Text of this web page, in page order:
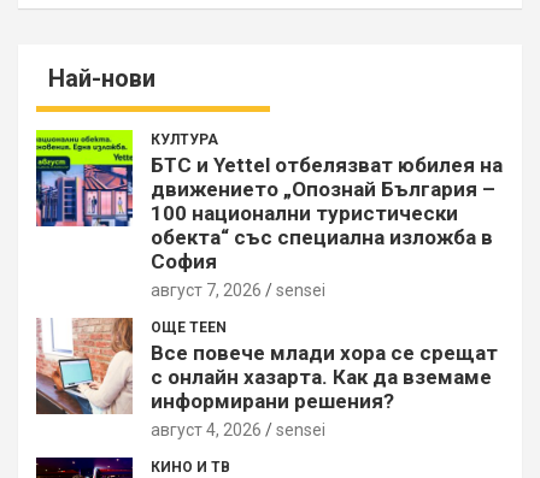
Най-нови
КУЛТУРА
БТС и Yettel отбелязват юбилея на
движението „Опознай България –
100 национални туристически
обекта“ със специална изложба в
София
август 7, 2026 sensei
ОЩЕ TEEN
Все повече млади хора се срещат
с онлайн хазарта. Как да вземаме
информирани решения?
август 4, 2026 sensei
КИНО И ТВ